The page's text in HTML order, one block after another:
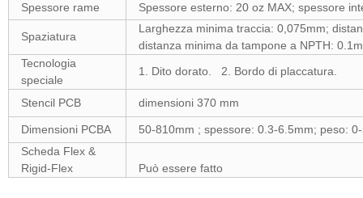
Spessore rame
Spessore esterno: 20 oz MAX; spessore
Spaziatura
Larghezza minima traccia: 0,075mm;
distanza minima da tampone a NPTH:
Tecnologia
speciale
1. Dito dorato. 2. Bordo di placcatura.
Stencil PCB dimensioni 370 mm
Dimensioni PCBA
50-810mm ; spessore: 0.3-6.5mm; peso:
Scheda Flex &
Rigid-Flex
Può essere fatto